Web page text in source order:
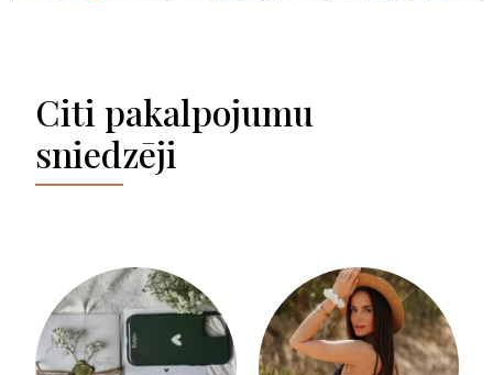
Citi pakalpojumu
sniedzēji
ALANDEKO